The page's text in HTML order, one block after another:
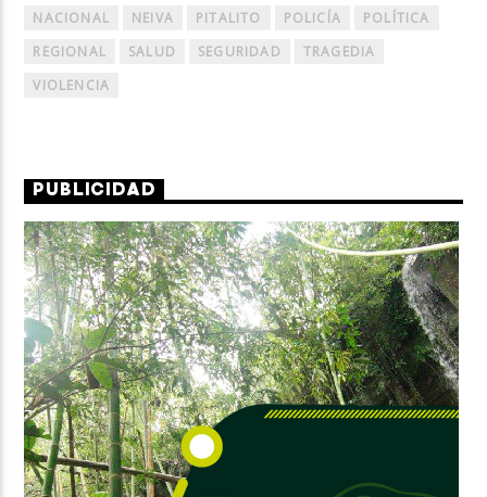
NACIONAL
NEIVA PITALITO POLICÍA
POLÍTICA
REGIONAL
SALUD SEGURIDAD
TRAGEDIA
VIOLENCIA
PUBLICIDAD